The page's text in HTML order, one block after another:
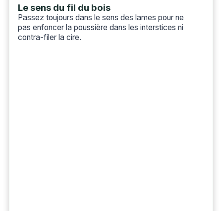
Le sens du fil du bois
Passez toujours dans le sens des lames pour ne
pas enfoncer la poussière dans les interstices ni
contra-filer la cire.